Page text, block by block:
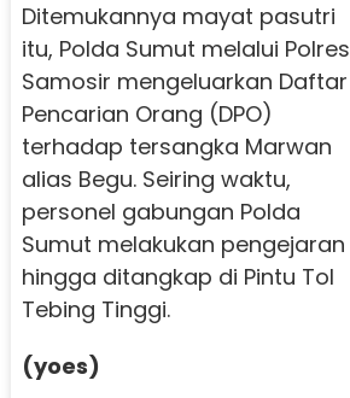
Ditemukannya mayat pasutri
itu, Polda Sumut melalui Polres
Samosir mengeluarkan Daftar
Pencarian Orang (DPO)
terhadap tersangka Marwan
alias Begu. Seiring waktu,
personel gabungan Polda
Sumut melakukan pengejaran
hingga ditangkap di Pintu Tol
Tebing Tinggi.
(yoes)